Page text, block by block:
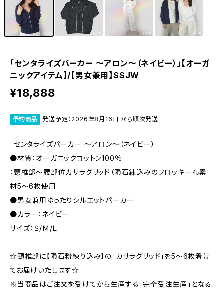
「センタライズパーカー ～アロン～（ネイビー）」【オーガ
ニックアイテム】/【男女兼用】SSJW
¥18,888
予約商品 発送予定：2026年8月16日 から順次発送
「センタライズパーカー ～アロン～（ネイビー）」
●材質：オーガニックコットン100％
：頸椎部～腰部位カサラグリッド（隕石練込みのフロッキー布素
材5～6枚使用
●男女兼用ゆったりシルエットパーカー
●カラー：ネイビー
サイズ：Ｓ/Ｍ/Ｌ
☆頸椎部に【隕石粉練り込み】の「カサラグリッド」を5～6枚着け
てお届けいたします☆
※当商品はご注文を受けてから生産する「完全受注生産」となる